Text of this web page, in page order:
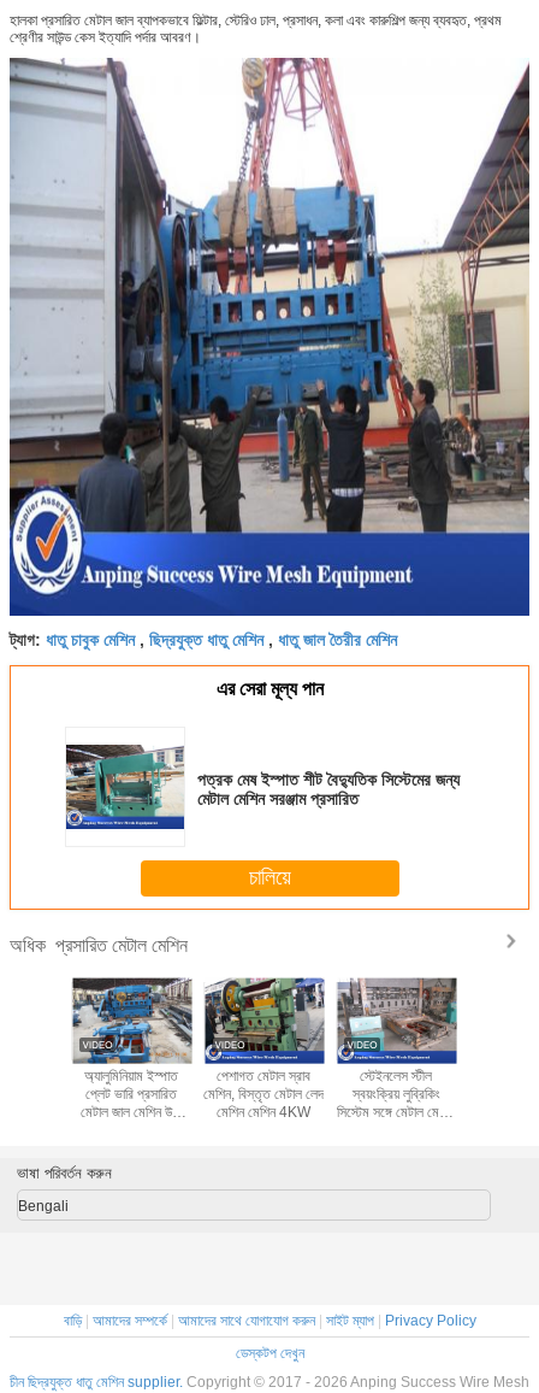
হালকা প্রসারিত মেটাল জাল ব্যাপকভাবে ফিল্টার, স্টেরিও ঢাল, প্রসাধন, কলা এবং কারুশিল্প জন্য ব্যবহৃত, প্রথম
শ্রেণীর সাউন্ড কেস ইত্যাদি পর্দার আবরণ।
ট্যাগ: ধাতু চাবুক মেশিন, ছিদ্রযুক্ত ধাতু মেশিন, ধাতু জাল তৈরীর মেশিন
এর সেরা মূল্য পান
পত্রক মেষ ইস্পাত শীট বৈদ্যুতিক সিস্টেমের জন্য
মেটাল মেশিন সরঞ্জাম প্রসারিত
চালিয়ে
অধিক প্রসারিত মেটাল মেশিন
অ্যালুমিনিয়াম ইস্পাত
প্লেট ভারি প্রসারিত
মেটাল জাল মেশিন উচ্চ
পেশাগত মেটাল স্রাব
মেশিন, বিস্তৃত মেটাল লেদ
মেশিন মেশিন 4KW
স্টেইনলেস স্টীল
স্বয়ংক্রিয় লুব্রিকিং
সিস্টেম সঙ্গে মেটাল মেশিন
ভাষা পরিবর্তন করুন
Bengali
বাড়ি| আমাদের সম্পর্কে| আমাদের সাথে যোগাযোগ করুন| সাইট ম্যাপ| Privacy Policy
ডেস্কটপ দেখুন
চীন ছিদ্রযুক্ত ধাতু মেশিন supplier. Copyright © 2017 - 2026 Anping Success Wire Mesh